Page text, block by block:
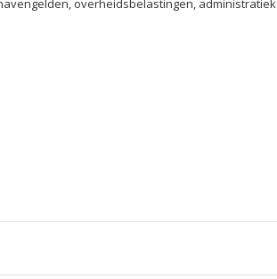
overheidsbelastingen,